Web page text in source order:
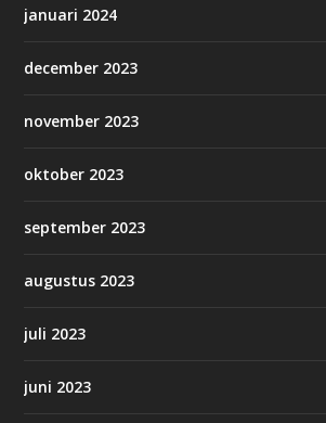
januari 2024
december 2023
november 2023
oktober 2023
september 2023
augustus 2023
juli 2023
juni 2023